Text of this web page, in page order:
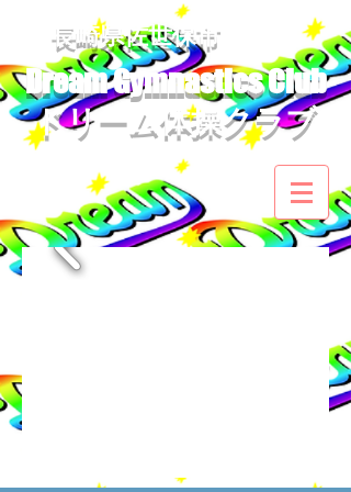
​長崎県佐世保市
Dream Gymnastics Club
ドリーム体操クラブ​